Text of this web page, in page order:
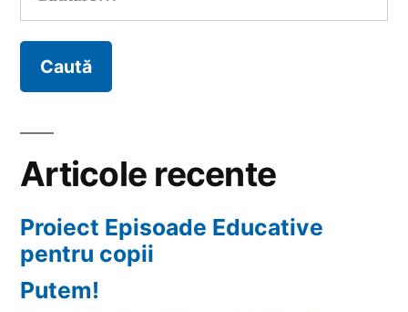
după:
Articole recente
Proiect Episoade Educative
pentru copii
Putem!